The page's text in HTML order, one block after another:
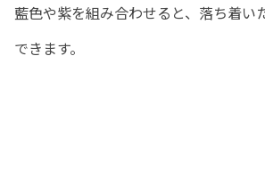
藍色や紫を組み合わせると、落ち着い
できます。